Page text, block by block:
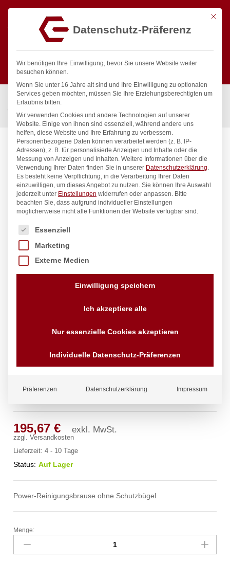
Suchen
Start / Gastronomiebedarf & Gastro Geräte für Profis
Wassertechnik
Ersatzteil / powerJet Reinigungsbrause
powerJet Reinigungsbrause
195,67€ exkl. MwSt.
zzgl.Versandkosten
Lieferzeit:4 - 10 Tage
Status: Auf Lager
Power-Reinigungsbrause ohne Schutzbügel
powerJet
Reinigungsbrause
Anzahl
Menge:
Mit
Datenschutz-Präferenz
Wir benötigen Ihre Einwilligung, bevor Sie unsere Website weiter
besuchen können.
Wenn Sie unter 16 Jahre alt sind und Ihre Einwilligung zu optionalen
Services geben möchten, müssen Sie Ihre Erziehungsberechtigten um
Erlaubnis bitten.
Wir verwenden Cookies und andere Technologien auf unserer
Website. Einige von ihnen sind essenziell, während andere uns
helfen, diese Website und Ihre Erfahrung zu verbessern.
Personenbezogene Daten können verarbeitet werden (z. B. IP-
Adressen), z. B. für personalisierte Anzeigen und Inhalte oder die
Messung von Anzeigen und Inhalten. Weitere Informationen über die
Verwendung Ihrer Daten finden Sie in unserer Datenschutzerklärung.
Es besteht keine Verpflichtung, in die Verarbeitung Ihrer Daten
einzuwilligen, um dieses Angebot zu nutzen. Sie können Ihre Auswahl
jederzeit unter Einstellungen widerrufen oder anpassen. Bitte
beachten Sie, dass aufgrund individueller Einstellungen
möglicherweise nicht alle Funktionen der Website verfügbar sind.
Es folgt eine Liste der Service-Gruppen, für die eine
Essenziell
Marketing
Externe Medien
Einwilligung speichern
Ich akzeptiere alle
Nur essenzielle Cookies akzeptieren
Individuelle Datenschutz-Präferenzen
Präferenzen Datenschutzerklärung Impressum